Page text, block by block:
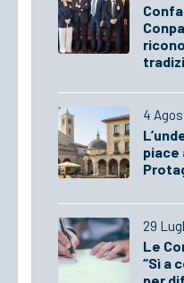
4
piace
29
Le
“Sì a